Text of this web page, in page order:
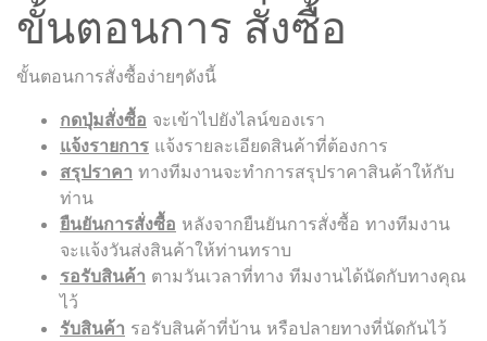
ขั้นตอนการ สั่งซื้อ
ขั้นตอนการสั่งซื้อง่ายๆดังนี้
กดปุ่มสั่งซื้อ จะเข้าไปยังไลน์ของเรา
แจ้งรายการ แจ้งรายละเอียดสินค้าที่ต้องการ
สรุปราคา ทางทีมงานจะทำการสรุปราคาสินค้าให้กับ
ท่าน
ยืนยันการสั่งซื้อ หลังจากยืนยันการสั่งซื้อ ทางทีมงาน
จะแจ้งวันส่งสินค้าให้ท่านทราบ
รอรับสินค้า ตามวันเวลาที่ทาง ทีมงานได้นัดกับทางคุณ
ไว้
รับสินค้า รอรับสินค้าที่บ้าน หรือปลายทางที่นัดกันไว้